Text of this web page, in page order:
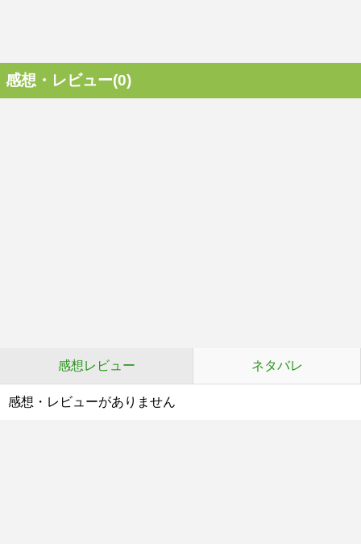
感想・レビュー(0)
感想レビュー ネタバレ
感想・レビューがありません